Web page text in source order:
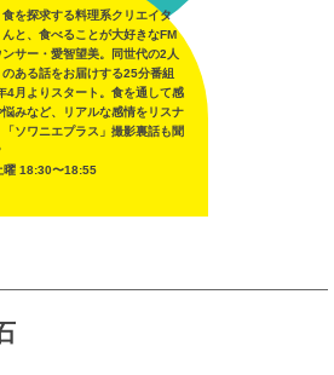
を探求する料理系クリエイタ
と、食べることが大好きなFM
サー・愛智望美。同世代の2人
ある話をお届けする25分番組
4月よりスタート。食を通して感
悩みなど、リアルな感情をリスナ
「ソワニエプラス」撮影裏話も聞
曜 18:30〜18:55